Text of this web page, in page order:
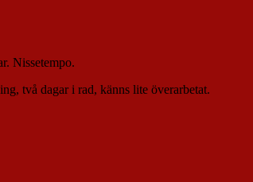
Nissetempo.
två dagar i rad, känns lite överarbetat.